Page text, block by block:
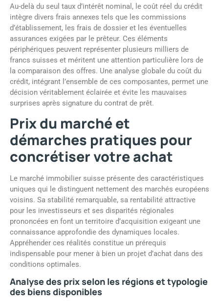
Au-delà du seul taux d’intérêt nominal, le coût réel du crédit
intègre divers frais annexes tels que les commissions
d’établissement, les frais de dossier et les éventuelles
assurances exigées par le prêteur. Ces éléments
périphériques peuvent représenter plusieurs milliers de
francs suisses et méritent une attention particulière lors de
la comparaison des offres. Une analyse globale du coût du
crédit, intégrant l’ensemble de ces composantes, permet une
décision véritablement éclairée et évite les mauvaises
surprises après signature du contrat de prêt.
Prix du marché et
démarches pratiques pour
concrétiser votre achat
Le marché immobilier suisse présente des caractéristiques
uniques qui le distinguent nettement des marchés européens
voisins. Sa stabilité remarquable, sa rentabilité attractive
pour les investisseurs et ses disparités régionales
prononcées en font un territoire d’acquisition exigeant une
connaissance approfondie des dynamiques locales.
Appréhender ces réalités constitue un prérequis
indispensable pour mener à bien un projet d’achat dans des
conditions optimales.
Analyse des prix selon les régions et typologie
des biens disponibles